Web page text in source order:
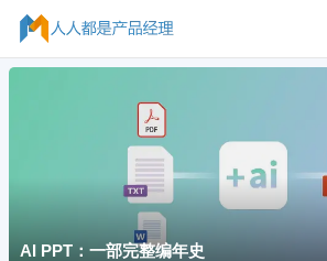
AI PPT：一部完整编年史